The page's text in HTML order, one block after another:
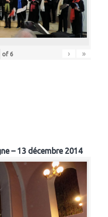
of 6 › »
– 13 décembre 2014